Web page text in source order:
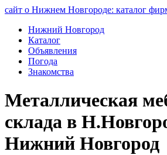
сайт о Нижнем Новгороде: каталог
Нижний Новгород
Каталог
Объявления
Погода
Знакомства
Металлическая
склада в
Нижний Новгород